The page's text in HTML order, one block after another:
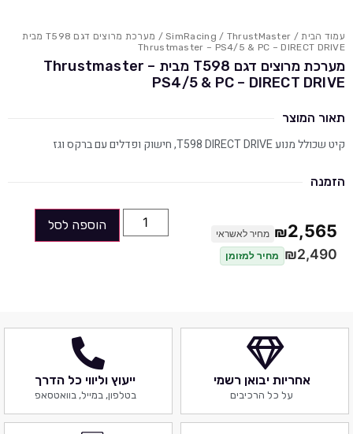
עמוד הבית/
SimRacing / ThrustMaster
/ מערכת מרוצים דגם T598 מבית
Thrustmaster – PS4/5 & PC – DIRECT DRIVE
מערכת מרוצים דגם T598 מבית Thrustmaster –
PS4/5 & PC – DIRECT DRIVE
תאור המוצר
קיט שכולל מנוע T598 DIRECT DRIVE, חישוק ופדלים עם ברקס וגז
הזמנה
₪2,565 מחיר לאשראי
₪2,490 מחיר למזומן
הוספה לסל
אחריות יבואן רשמי
על כל הרכיבים
ייעוץ וליווי כל הדרך
בטלפון, במייל, בוואטסאפ